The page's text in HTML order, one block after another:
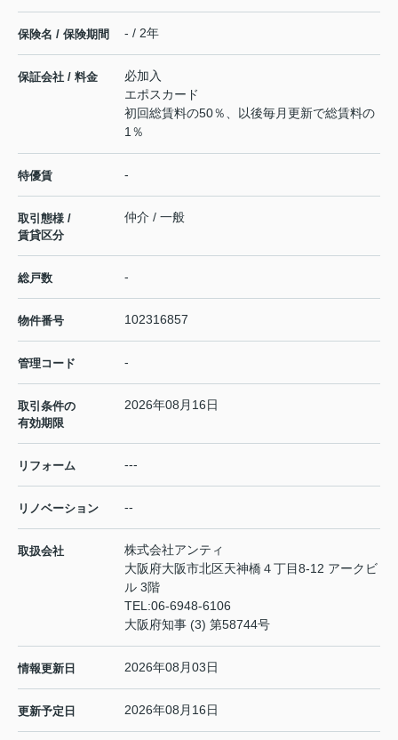
保険名 / 保険期間 - / 2年
保証会社 / 料金
必加入
エポスカード
初回総賃料の50％、以後毎月更新で総賃料の
1％
特優賃 -
取引態様 /
賃貸区分
仲介 / 一般
総戸数 -
物件番号 102316857
管理コード -
取引条件の
有効期限
2026年08月16日
リフォーム ---
リノベーション --
取扱会社
株式会社アンティ
大阪府大阪市北区天神橋４丁目8-12 アークビ
ル 3階
TEL:06-6948-6106
大阪府知事 (3) 第58744号
情報更新日 2026年08月03日
更新予定日 2026年08月16日